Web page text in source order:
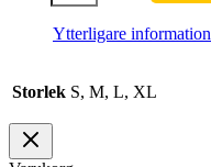
Ytterligare information
Storlek S, M, L, XL